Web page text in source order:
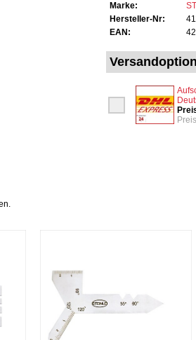
Marke:
Hersteller-Nr:
EAN: